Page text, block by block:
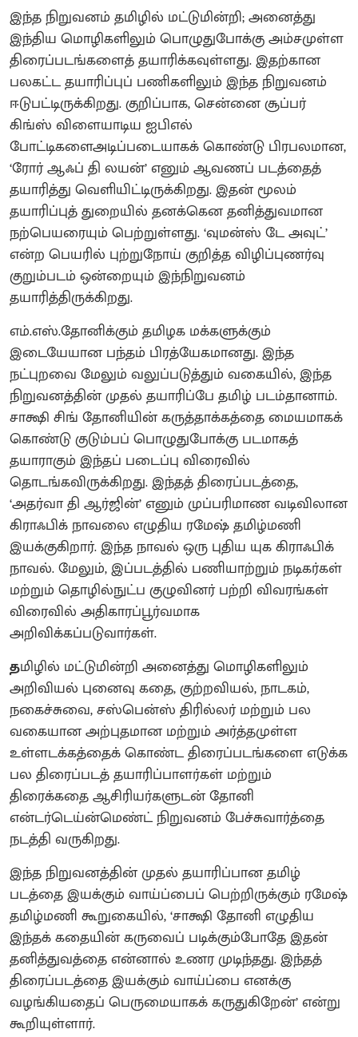
இந்த நிறுவனம் தமிழில் மட்டுமின்றி; அனைத்து
இந்திய மொழிகளிலும் பொழுதுபோக்கு அம்சமுள்ள
திரைப்படங்களைத் தயாரிக்கவுள்ளது. இதற்கான
பலகட்ட தயாரிப்புப் பணிகளிலும் இந்த நிறுவனம்
ஈடுபட்டிருக்கிறது. குறிப்பாக, சென்னை சூப்பர்
கிங்ஸ் விளையாடிய ஐபிஎல்
போட்டிகளைஅடிப்படையாகக் கொண்டு பிரபலமான,
‘ரோர் ஆஃப் தி லயன்’ எனும் ஆவணப் படத்தைத்
தயாரித்து வெளியிட்டிருக்கிறது. இதன் மூலம்
தயாரிப்புத் துறையில் தனக்கென தனித்துவமான
நற்பெயரையும் பெற்றுள்ளது. ‘வுமன்ஸ் டே அவுட்’
என்ற பெயரில் புற்றுநோய் குறித்த விழிப்புணர்வு
குறும்படம் ஒன்றையும் இந்நிறுவனம்
தயாரித்திருக்கிறது.
எம்.எஸ்.தோனிக்கும் தமிழக மக்களுக்கும்
இடையேயான பந்தம் பிரத்யேகமானது. இந்த
நட்புறவை மேலும் வலுப்படுத்தும் வகையில், இந்த
நிறுவனத்தின் முதல் தயாரிப்பே தமிழ் படம்தானாம்.
சாக்ஷி சிங் தோனியின் கருத்தாக்கத்தை மையமாகக்
கொண்டு குடும்பப் பொழுதுபோக்கு படமாகத்
தயாராகும் இந்தப் படைப்பு விரைவில்
தொடங்கவிருக்கிறது. இந்தத் திரைப்படத்தை,
‘அதர்வா தி ஆர்ஜின்’ எனும் முப்பரிமாண வடிவிலான
கிராஃபிக் நாவலை எழுதிய ரமேஷ் தமிழ்மணி
இயக்குகிறார். இந்த நாவல் ஒரு புதிய யுக கிராஃபிக்
நாவல். மேலும், இப்படத்தில் பணியாற்றும் நடிகர்கள்
மற்றும் தொழில்நுட்ப குழுவினர் பற்றி விவரங்கள்
விரைவில் அதிகாரப்பூர்வமாக
அறிவிக்கப்படுவார்கள்.
தமிழில் மட்டுமின்றி அனைத்து மொழிகளிலும்
அறிவியல் புனைவு கதை, குற்றவியல், நாடகம்,
நகைச்சுவை, சஸ்பென்ஸ் திரில்லர் மற்றும் பல
வகையான அற்புதமான மற்றும் அர்த்தமுள்ள
உள்ளடக்கத்தைக் கொண்ட திரைப்படங்களை எடுக்க
பல திரைப்படத் தயாரிப்பாளர்கள் மற்றும்
திரைக்கதை ஆசிரியர்களுடன் தோனி
என்டர்டெய்ன்மெண்ட் நிறுவனம் பேச்சுவார்த்தை
நடத்தி வருகிறது.
இந்த நிறுவனத்தின் முதல் தயாரிப்பான தமிழ்
படத்தை இயக்கும் வாய்ப்பைப் பெற்றிருக்கும் ரமேஷ்
தமிழ்மணி கூறுகையில், ‘சாக்ஷி தோனி எழுதிய
இந்தக் கதையின் கருவைப் படிக்கும்போதே இதன்
தனித்துவத்தை என்னால் உணர முடிந்தது. இந்தத்
திரைப்படத்தை இயக்கும் வாய்ப்பை எனக்கு
வழங்கியதைப் பெருமையாகக் கருதுகிறேன்’ என்று
கூறியுள்ளார்.